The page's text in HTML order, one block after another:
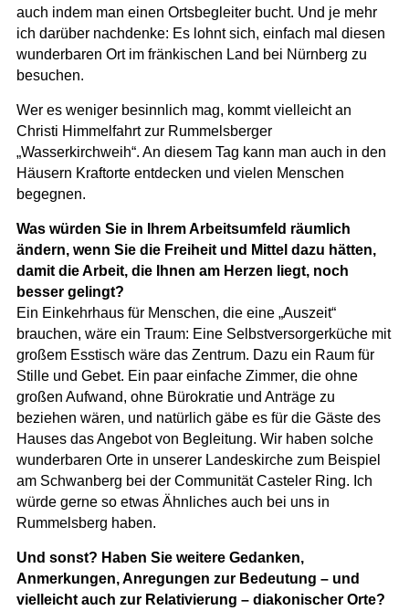
auch indem man einen Ortsbegleiter bucht. Und je mehr
ich darüber nachdenke: Es lohnt sich, einfach mal diesen
wunderbaren Ort im fränkischen Land bei Nürnberg zu
besuchen.
Wer es weniger besinnlich mag, kommt vielleicht an
Christi Himmelfahrt zur Rummelsberger
„Wasserkirchweih“. An diesem Tag kann man auch in den
Häusern Kraftorte entdecken und vielen Menschen
begegnen.
Was würden Sie in Ihrem Arbeitsumfeld räumlich
ändern, wenn Sie die Freiheit und Mittel dazu hätten,
damit die Arbeit, die Ihnen am Herzen liegt, noch
besser gelingt?
Ein Einkehrhaus für Menschen, die eine „Auszeit“
brauchen, wäre ein Traum: Eine Selbstversorgerküche mit
großem Esstisch wäre das Zentrum. Dazu ein Raum für
Stille und Gebet. Ein paar einfache Zimmer, die ohne
großen Aufwand, ohne Bürokratie und Anträge zu
beziehen wären, und natürlich gäbe es für die Gäste des
Hauses das Angebot von Begleitung. Wir haben solche
wunderbaren Orte in unserer Landeskirche zum Beispiel
am Schwanberg bei der Communität Casteler Ring. Ich
würde gerne so etwas Ähnliches auch bei uns in
Rummelsberg haben.
Und sonst? Haben Sie weitere Gedanken,
Anmerkungen, Anregungen zur Bedeutung – und
vielleicht auch zur Relativierung – diakonischer Orte?